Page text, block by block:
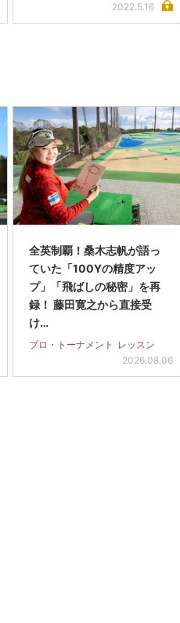
2022.5.16
全英制覇！桑木志帆が語っ
ていた「100Yの精度アッ
プ」「飛ばしの秘密」を再
録！ 藤田寛之から直接受
け…
プロ・トーナメント レッスン
2026.08.06